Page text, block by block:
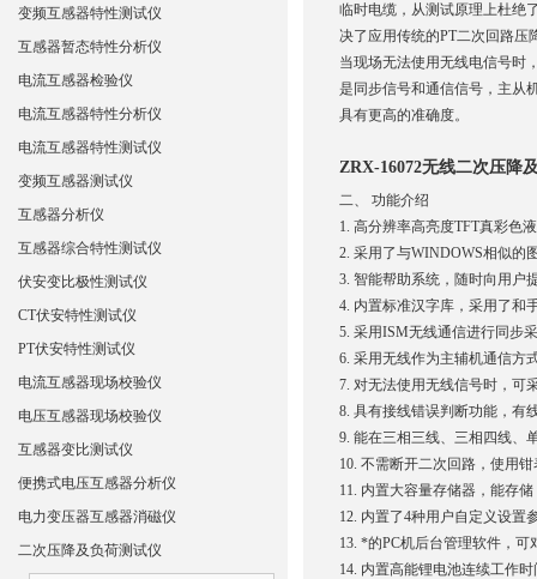
临时电缆，从测试原理上杜绝
决了应用传统的PT二次回路压
当现场无法使用无线电信号时
是同步信号和通信信号，主从
具有更高的准确度。
ZRX-16072无线二次压降
二、
功能介绍
1. 高分辨率高亮度TFT真彩色
2. 采用了与WINDOWS相似的
3. 智能帮助系统，随时向用户
4. 内置标准汉字库，采用了和
5. 采用ISM无线通信进行同步
6. 采用无线作为主辅机通信方
7. 对无法使用无线信号时，可
8. 具有接线错误判断功能，有
9. 能在三相三线、三相四线、
10. 不需断开二次回路，使用
11. 内置大容量存储器，能存
12. 内置了4种用户自定义设置
13. *的PC机后台管理软件，
14. 内置高能锂电池连续工作
变频互感器特性测试仪
互感器暂态特性分析仪
电流互感器检验仪
电流互感器特性分析仪
电流互感器特性测试仪
变频互感器测试仪
互感器分析仪
互感器综合特性测试仪
伏安变比极性测试仪
CT伏安特性测试仪
PT伏安特性测试仪
电流互感器现场校验仪
电压互感器现场校验仪
互感器变比测试仪
便携式电压互感器分析仪
电力变压器互感器消磁仪
二次压降及负荷测试仪